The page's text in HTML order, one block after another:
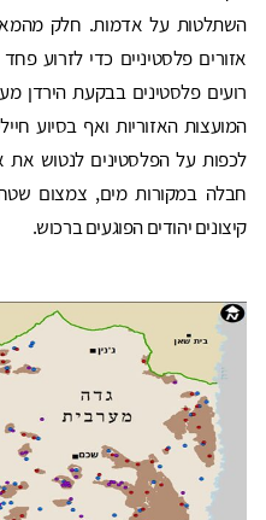
השתלטות על אדמות. חלק
אזורים פלסטיניים כדי לזרוע
רועים פלסטינים בבקעת הירדן
המועצות האזוריות ואף בסיוע
לכפות על הפלסטינים לנטוש את
חבלה במקורות מים, צמצום
קיצונים יהודים הפוגעים ברכוש.